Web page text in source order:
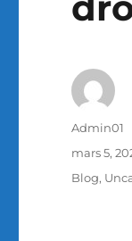
Auteur
Admin01
Publié
le
mars 5,
Blog,